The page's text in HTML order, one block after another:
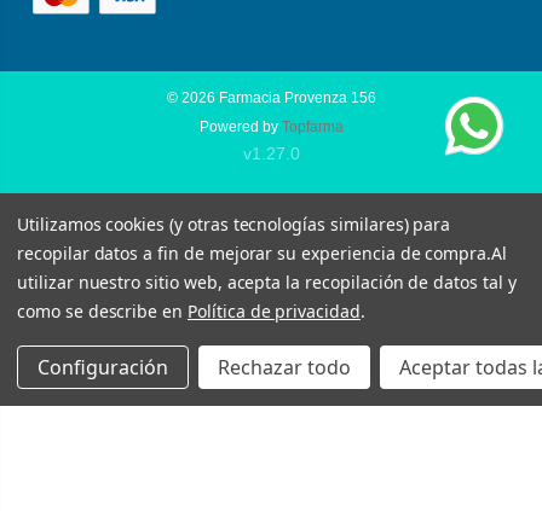
© 2026 Farmacia Provenza 156
Powered by Topfarma
v1.27.0
Utilizamos cookies (y otras tecnologías similares) para
recopilar datos a fin de mejorar su experiencia de compra.Al
utilizar nuestro sitio web, acepta la recopilación de datos tal y
como se describe en Política de privacidad.
Configuración Rechazar todo Aceptar todas